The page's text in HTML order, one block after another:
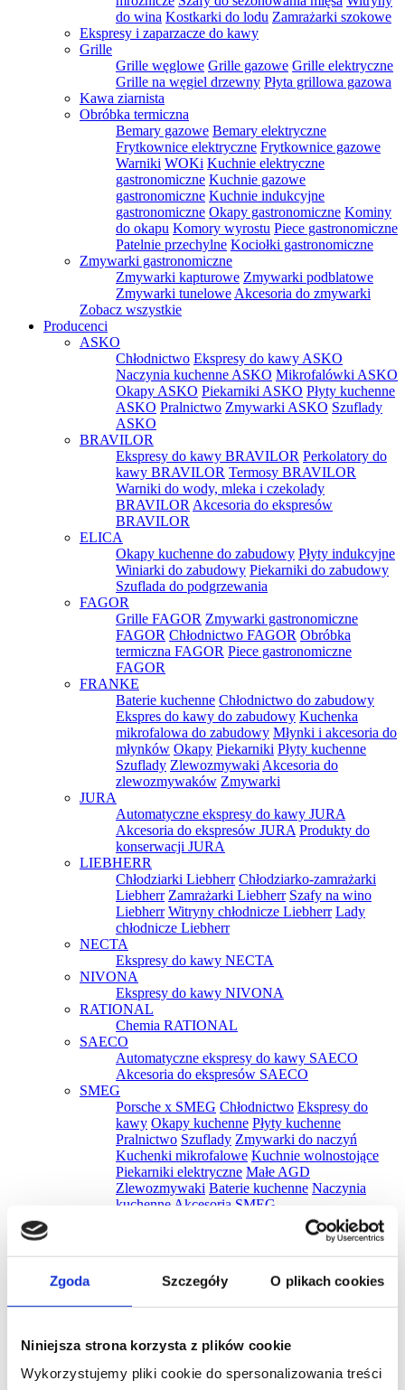
Zgoda Szczegóły O plikach cookies
Niniejsza strona korzysta z plików cookie
Wykorzystujemy pliki cookie do spersonalizowania treści
do wina Kostkarki do lodu Zamrażarki szokowe
Ekspresy i zaparzacze do kawy
Grille
Grille węglowe Grille gazowe Grille elektryczne
Grille na węgiel drzewny Płyta grillowa gazowa
Kawa ziarnista
Obróbka termiczna
Bemary gazowe Bemary elektryczne
Frytkownice elektryczne Frytkownice gazowe
Warniki WOKi Kuchnie elektryczne
gastronomiczne Kuchnie gazowe
gastronomiczne Kuchnie indukcyjne
gastronomiczne Okapy gastronomiczne Kominy
do okapu Komory wyrostu Piece gastronomiczne
Patelnie przechylne Kociołki gastronomiczne
Zmywarki gastronomiczne
Zmywarki kapturowe Zmywarki podblatowe
Zmywarki tunelowe Akcesoria do zmywarki
Zobacz wszystkie
Producenci
ASKO
Chłodnictwo Ekspresy do kawy ASKO
Naczynia kuchenne ASKO Mikrofalówki ASKO
Okapy ASKO Piekarniki ASKO Płyty kuchenne
ASKO Pralnictwo Zmywarki ASKO Szuflady
ASKO
BRAVILOR
Ekspresy do kawy BRAVILOR Perkolatory do
kawy BRAVILOR Termosy BRAVILOR
Warniki do wody, mleka i czekolady
BRAVILOR Akcesoria do ekspresów
BRAVILOR
ELICA
Okapy kuchenne do zabudowy Płyty indukcyjne
Winiarki do zabudowy Piekarniki do zabudowy
Szuflada do podgrzewania
FAGOR
Grille FAGOR Zmywarki gastronomiczne
FAGOR Chłodnictwo FAGOR Obróbka
termiczna FAGOR Piece gastronomiczne
FAGOR
FRANKE
Baterie kuchenne Chłodnictwo do zabudowy
Ekspres do kawy do zabudowy Kuchenka
mikrofalowa do zabudowy Młynki i akcesoria do
młynków Okapy Piekarniki Płyty kuchenne
Szuflady Zlewozmywaki Akcesoria do
zlewozmywaków Zmywarki
JURA
Automatyczne ekspresy do kawy JURA
Akcesoria do ekspresów JURA Produkty do
konserwacji JURA
LIEBHERR
Chłodziarki Liebherr Chłodziarko-zamrażarki
Liebherr Zamrażarki Liebherr Szafy na wino
Liebherr Witryny chłodnicze Liebherr Lady
chłodnicze Liebherr
NECTA
Ekspresy do kawy NECTA
NIVONA
Ekspresy do kawy NIVONA
RATIONAL
Chemia RATIONAL
SAECO
Automatyczne ekspresy do kawy SAECO
Akcesoria do ekspresów SAECO
SMEG
Porsche x SMEG Chłodnictwo Ekspresy do
kawy Okapy kuchenne Płyty kuchenne
Pralnictwo Szuflady Zmywarki do naczyń
Kuchenki mikrofalowe Kuchnie wolnostojące
Piekarniki elektryczne Małe AGD
Zlewozmywaki Baterie kuchenne Naczynia
kuchenne Akcesoria SMEG
Zmywarki
Akcesoria
Chłodziarki Ekspresy
Kuchenki mikrofalowe
Okapy
Chemia WINTERHALTER
WMF
Czajniki WMF Tostery WMF Parowary WMF